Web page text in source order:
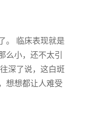
。 临床表现就是
么小，还不太引
深了说，这白斑
想想都让人难受